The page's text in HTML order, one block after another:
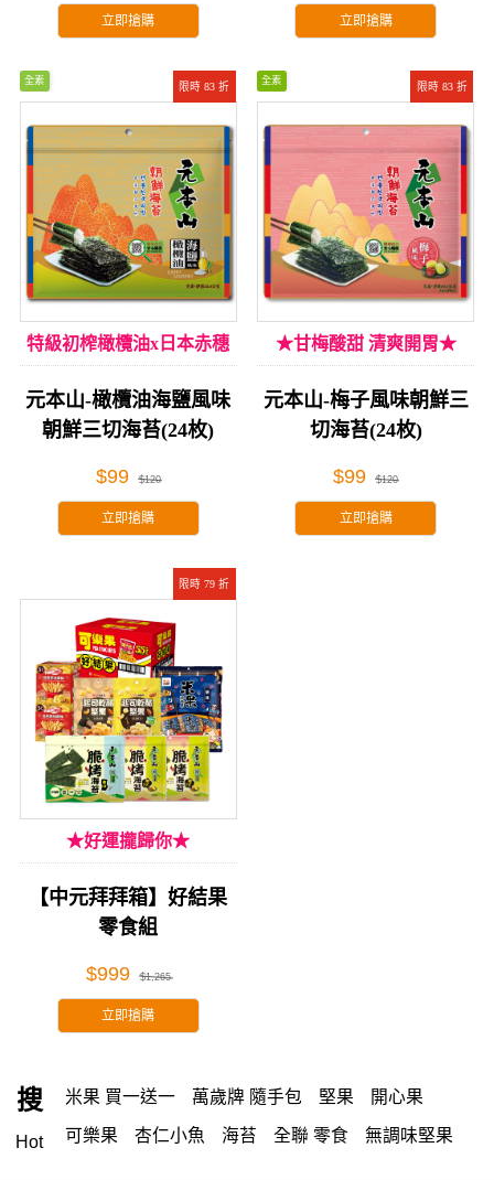
立即搶購 立即搶購
限時 83 折
全素
特級初榨橄欖油x日本赤穗
海鹽
元本山-橄欖油海鹽風味​
朝鮮三切海苔(24枚)
$99 $120
立即搶購
限時 83 折
全素
★甘梅酸甜 清爽開胃★
元本山-梅子風味朝鮮三
切海苔(24枚)
$99 $120
立即搶購
限時 79 折
★好運攏歸你★
【中元拜拜箱】好結果
零食組
$999 $1,265
立即搶購
搜
Hot
米果 買一送一 萬歲牌 隨手包 堅果 開心果
可樂果 杏仁小魚 海苔 全聯 零食 無調味堅果